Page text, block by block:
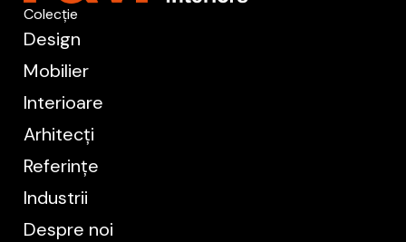
Colecție
Design
Mobilier
Interioare
Arhitecți
Referințe
Industrii
Despre noi